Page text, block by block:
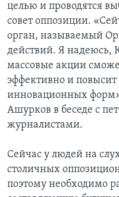
целью и проводятся
совет оппозиции.
орган, называемый
действий. Я надеюсь,
массовые акции
эффективно и повысит
инновационных
Ашурков в беседе с
журналистами.
Сейчас у людей на
столичных
поэтому необходимо